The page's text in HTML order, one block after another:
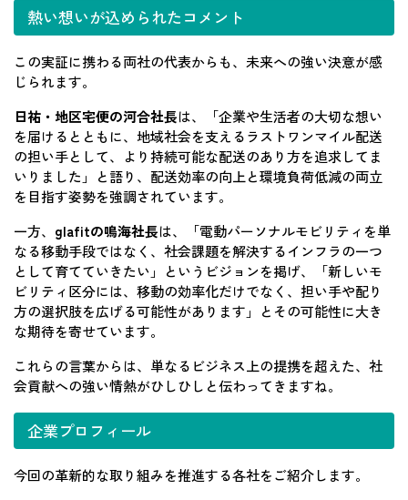
熱い想いが込められたコメント
この実証に携わる両社の代表からも、未来への強い決意が感
じられます。
日祐・地区宅便の河合社長は、「企業や生活者の大切な想い
を届けるとともに、地域社会を支えるラストワンマイル配送
の担い手として、より持続可能な配送のあり方を追求してま
いりました」と語り、配送効率の向上と環境負荷低減の両立
を目指す姿勢を強調されています。
一方、 glafitの鳴海社長は、「電動パーソナルモビリティを単
なる移動手段ではなく、社会課題を解決するインフラの一つ
として育てていきたい」というビジョンを掲げ、「新しいモ
ビリティ区分には、移動の効率化だけでなく、担い手や配り
方の選択肢を広げる可能性があります」とその可能性に大き
な期待を寄せています。
これらの言葉からは、単なるビジネス上の提携を超えた、社
会貢献への強い情熱がひしひしと伝わってきますね。
企業プロフィール
今回の革新的な取り組みを推進する各社をご紹介します。